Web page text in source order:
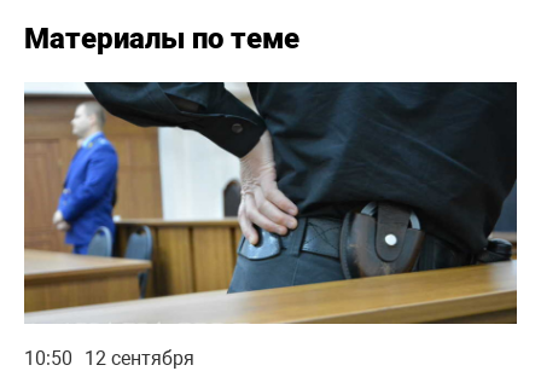
Материалы по теме
10:50 12 сентября